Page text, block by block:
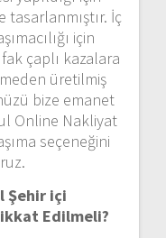
İç
için
çaplı kazalara
üretilmiş
bize emanet
Online Nakliyat
seçeneğini
Şehir içi
Edilmeli?